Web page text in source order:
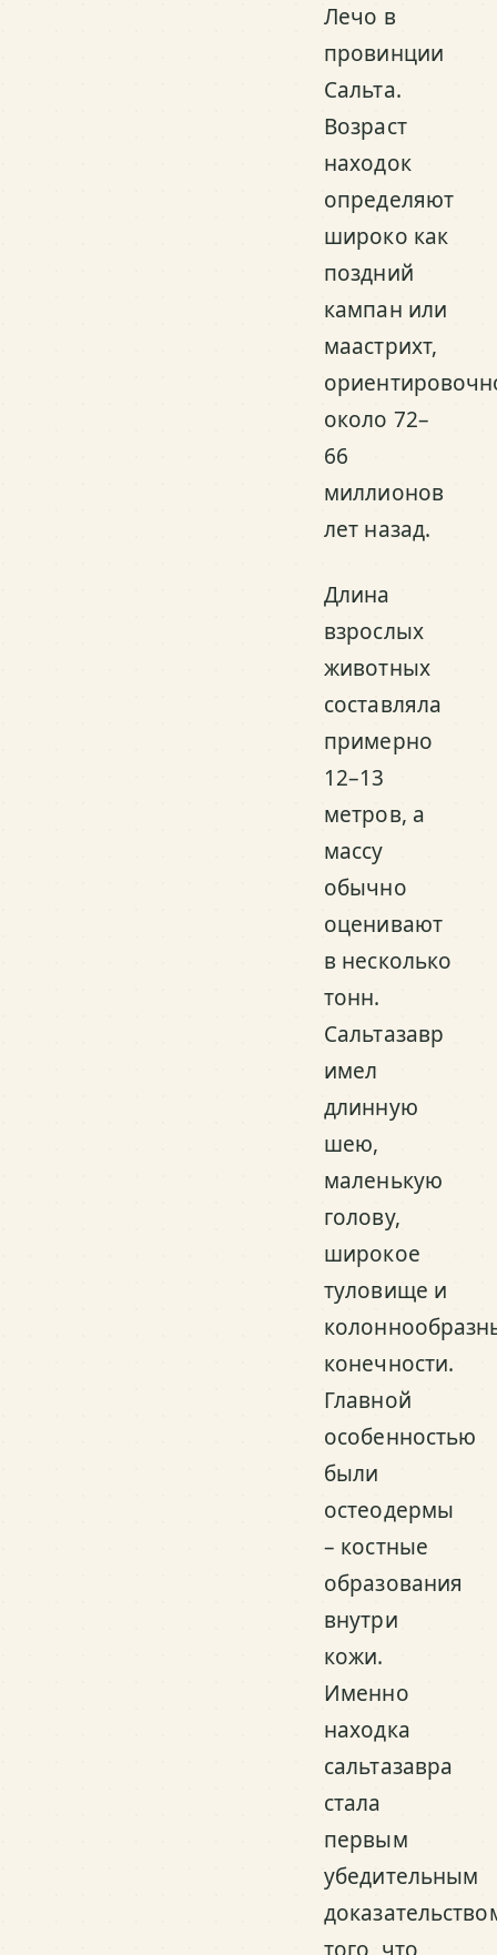
Лечо в
провинции
Сальта.
Возраст
находок
определяют
широко как
поздний
кампан или
маастрихт,
около 72–
66
миллионов
лет назад.
Длина
взрослых
животных
составляла
примерно
12–13
метров, а
массу
обычно
оценивают
в несколько
тонн.
Сальтазавр
имел
длинную
шею,
маленькую
голову,
широкое
туловище и
конечности.
Главной
особенностью
были
остеодермы
– костные
образования
внутри
кожи.
Именно
находка
сальтазавра
стала
первым
убедительным
того, что